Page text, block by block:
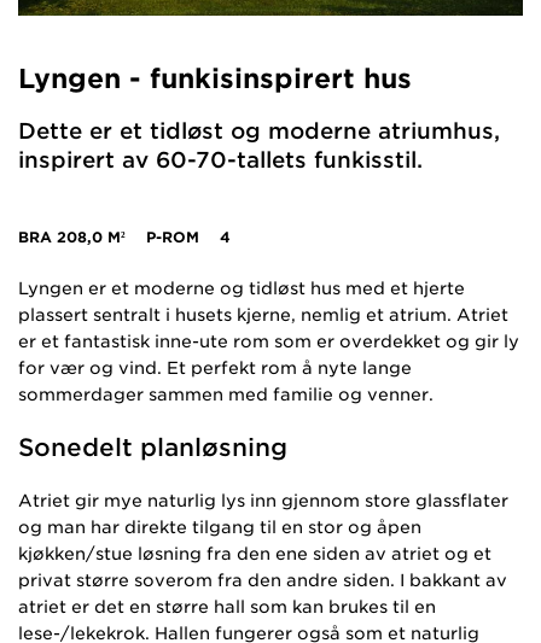
Lyngen - funkisinspirert hus
Dette er et tidløst og moderne atriumhus,
inspirert av 60-70-tallets funkisstil.
BRA 208,0 M² P-ROM 4
Lyngen er et moderne og tidløst hus med et hjerte
plassert sentralt i husets kjerne, nemlig et atrium. Atriet
er et fantastisk inne-ute rom som er overdekket og gir ly
for vær og vind. Et perfekt rom å nyte lange
sommerdager sammen med familie og venner.
Sonedelt planløsning
Atriet gir mye naturlig lys inn gjennom store glassflater
og man har direkte tilgang til en stor og åpen
kjøkken/stue løsning fra den ene siden av atriet og et
privat større soverom fra den andre siden. I bakkant av
atriet er det en større hall som kan brukes til en
lese-/lekekrok. Hallen fungerer også som et naturlig